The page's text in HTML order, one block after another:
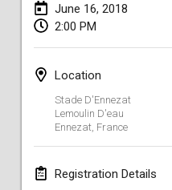
June 16, 2018
2:00 PM
Location
Stade D'Ennezat
Lemoulin D'eau
Ennezat, France
Registration Details
Jan 27, 2018
February 2018
Lumi Mölkky
Feb 3, 2018
Feb 10, 2018|France